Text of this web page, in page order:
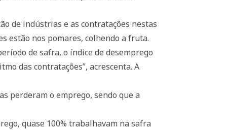
de indústrias e as contratações nestas
estão nos pomares, colhendo a fruta.
de safra, o índice de desemprego
das contratações”, acrescenta. A
perderam o emprego, sendo que a
quase 100% trabalhavam na safra